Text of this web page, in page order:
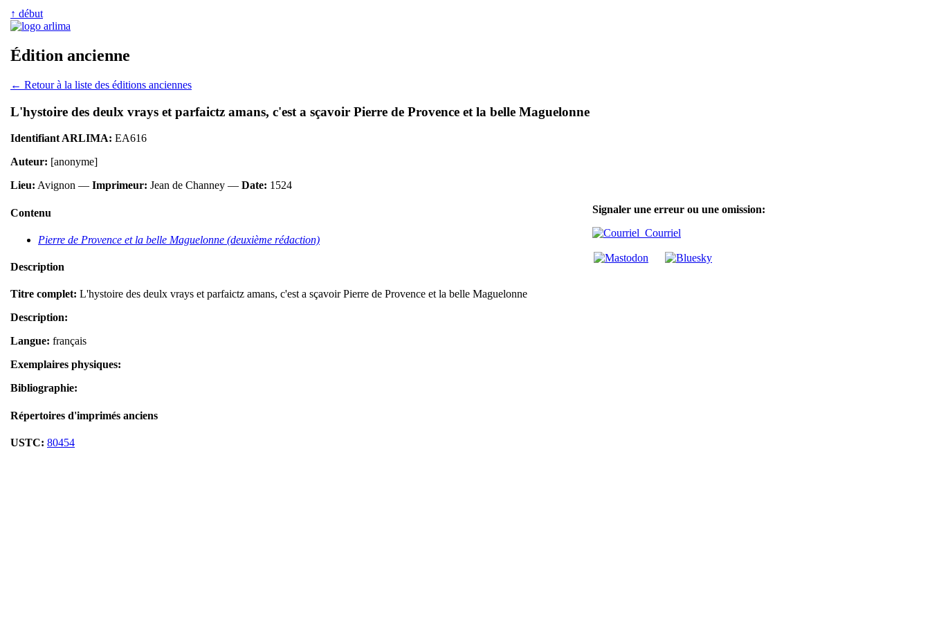
↑ début
Édition ancienne
← Retour à la liste des éditions anciennes
L'hystoire des deulx vrays et parfaictz amans, c'est a sçavoir Pierre de Provence et la belle Maguelonne
Identifiant ARLIMA: EA616
Auteur: [anonyme]
Lieu: Avignon — Imprimeur: Jean de Channey — Date: 1524
Contenu
Pierre de Provence et la belle Maguelonne (deuxième rédaction)
Description
Titre complet: L'hystoire des deulx vrays et parfaictz amans, c'est a sçavoir Pierre de Provence et la belle Maguelonne
Description:
Langue: français
Exemplaires physiques:
Bibliographie:
Répertoires d'imprimés anciens
USTC: 80454
Signaler une erreur ou une omission:
Courriel